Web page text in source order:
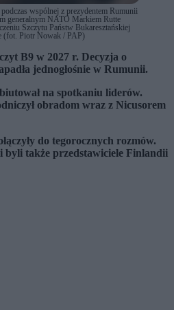
wspólnej z prezydentem Rumunii
generalnym NATO Markiem Rutte
Szczytu Państw Bukaresztańskiej
(fot. Piotr Nowak / PAP)
B9 w 2027 r. Decyzja o
jednogłośnie w Rumunii.
na spotkaniu liderów.
obradom wraz z Nicusorem
do tegorocznych rozmów.
byli także przedstawiciele Finlandii